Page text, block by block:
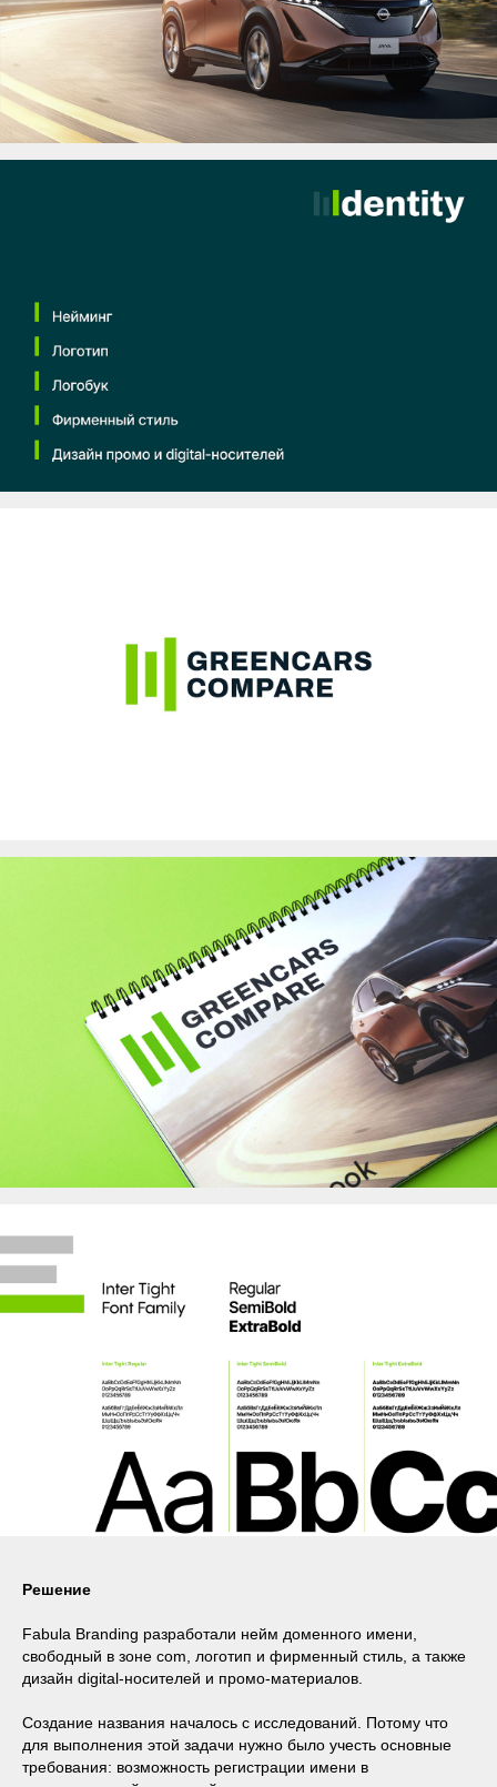
Решение
Fabula Branding разработали нейм доменного имени,
свободный в зоне com, логотип и фирменный стиль, а также
дизайн digital-носителей и промо-материалов.
Создание названия началось с исследований. Потому что
для выполнения этой задачи нужно было учесть основные
требования: возможность регистрации имени в